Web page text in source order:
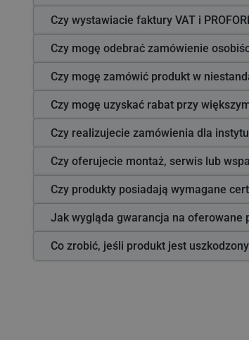
Czy wystawiacie faktury VAT i
Czy mogę odebrać zamówienie
Czy mogę zamówić produkt w
Czy mogę uzyskać rabat przy
Czy realizujecie zamówienia dla
Czy oferujecie montaż, serwis lub
Czy produkty posiadają wymagane
Jak wygląda gwarancja na oferowane
Co zrobić, jeśli produkt jest